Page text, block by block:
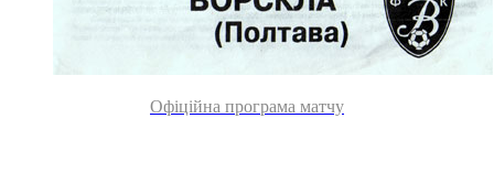
Офіційна програма матчу